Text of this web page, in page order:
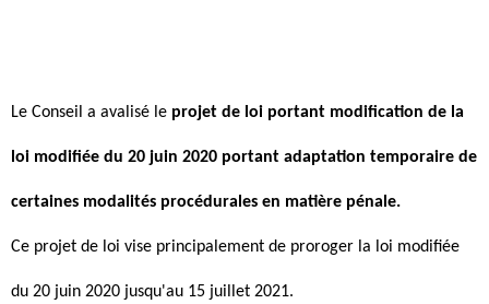
Le Conseil a avalisé le projet de loi portant modification de la
loi modifiée du 20 juin 2020 portant adaptation temporaire de
certaines modalités procédurales en matière pénale.
Ce projet de loi vise principalement de proroger la loi modifiée
du 20 juin 2020 jusqu'au 15 juillet 2021.